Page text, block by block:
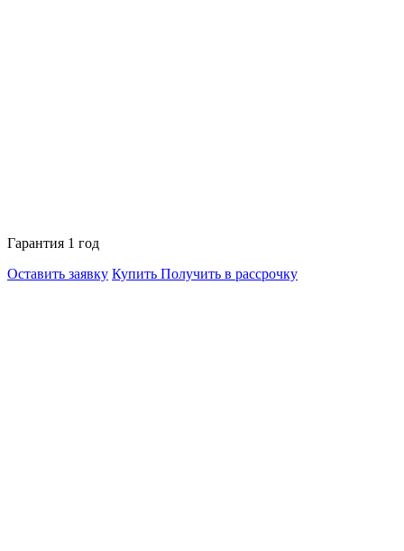
Гарантия 1 год
Оставить заявку Купить Получить в рассрочку